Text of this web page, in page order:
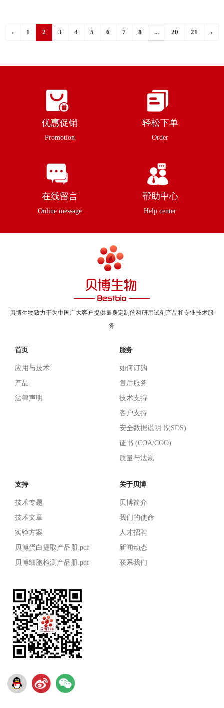
‹ 1 2 3 4 5 6 7 8 ... 20 21 ›
优惠促销
Promotion
轻松下单
Order
在线留言
Online message
帮助中心
Help center
贝博生物致力于为中国广大客户提供量身定制的科研用试剂产品和专业技术服
务
首页
应用与技术
产品
法律声明
服务
如何订购
售后服务
技术支持
客户支持
安全数据说明书(SDS)
证书 (COA/COO)
质量与法规
支持
技术专题
技术文章
实验方案
贝博蛋白提取产品册.pdf
贝博细胞检测产品册.pdf
关于贝博
贝博简介
我们的使命
人才招聘
新闻动态
联系我们